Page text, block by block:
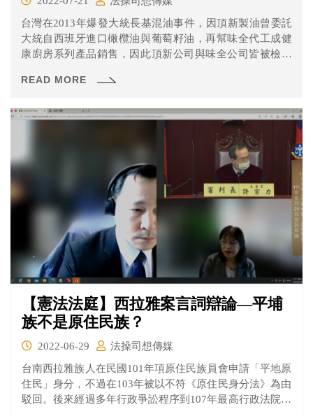
台灣在2013年爆發大統長基混油事件，因頂新製油曾委託
大統自西班牙進口橄欖油與葡萄籽油，再幫味全代工成健
康廚房系列產品銷售，因此頂新公司與味全公司皆被檢方
第一審時沒收新制還沒施行亦未宣告沒收，沒想到第二審
決出爐時沒收新制尚未施行，之後又怎還能以沒收新制規
定溯及適用過去的行為？明顯牴觸不溯及既往、罪刑法定
等原則，嚴重侵害人民的財產權，並聲請大法官解釋。
READ MORE
【憲法法庭】西拉雅案言詞辯論—平埔
族不是原住民族？
2022-06-29
法操司想傳媒
台南西拉雅族人在民國101年項原住民族員會申請「平地原
住民」身分，不過在103年被以不符《原住民身分法》為由
駁回。後來經過多年行政爭訟程序到107年最高行政法院發